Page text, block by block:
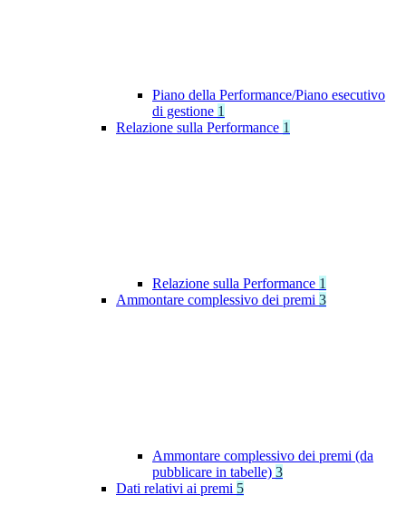
Piano della Performance/Piano esecutivo
di gestione 1
Relazione sulla Performance 1
Relazione sulla Performance 1
Ammontare complessivo dei premi 3
Ammontare complessivo dei premi (da
pubblicare in tabelle) 3
Dati relativi ai premi 5